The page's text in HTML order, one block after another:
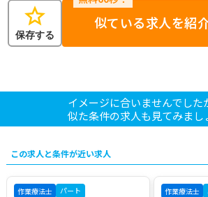
star
保存する
似ている求人を紹
イメージに合いませんでした
似た条件の求人も見てみまし
この求人と条件が近い求人
作業療法士 パート 作業療法士